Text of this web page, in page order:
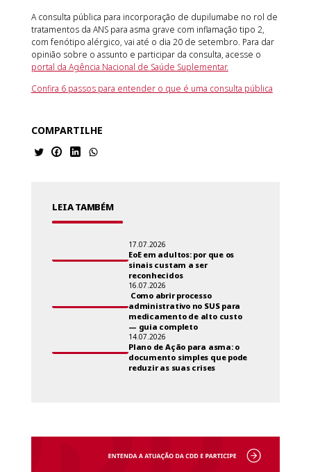
A consulta pública para incorporação de dupilumabe no rol de
tratamentos da ANS para asma grave com inflamação tipo 2,
com fenótipo alérgico, vai até o dia 20 de setembro. Para dar
opinião sobre o assunto e participar da consulta, acesse o
portal da Agência Nacional de Saúde Suplementar.
Confira 6 passos para entender o que é uma consulta pública
COMPARTILHE
LEIA TAMBÉM
17.07.2026
EoE em adultos: por que os
sinais custam a ser
reconhecidos
16.07.2026
Como abrir processo
administrativo no SUS para
medicamento de alto custo
— guia completo
14.07.2026
Plano de Ação para asma: o
documento simples que pode
reduzir as suas crises